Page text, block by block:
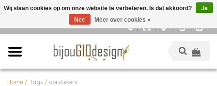
Home / Tags / oorstekers
Wij slaan cookies op om onze website te verbeteren. Is dat akkoord?
Ja
Nee
Meer over cookies »